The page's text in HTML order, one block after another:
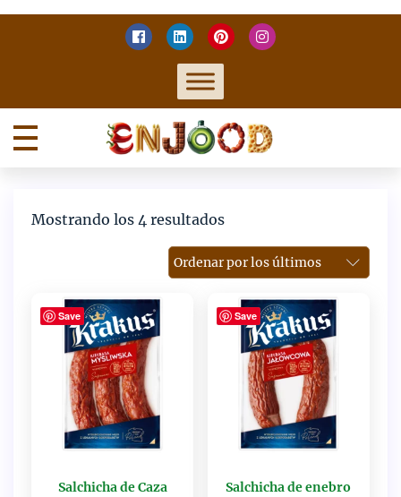
Mostrando los 4 resultadosOrdenado
por
los
Save
Salchicha de Caza
Save
Salchicha de enebro